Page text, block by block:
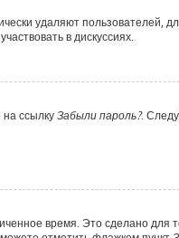
удаляют пользователей,
в дискуссиях.
ссылку Забыли пароль?.
время. Это сделано для